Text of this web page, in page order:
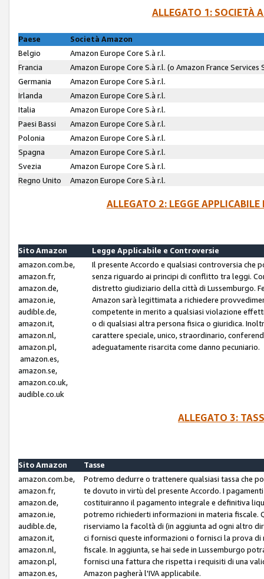
ALLEGATO 1: SOCIETÀ
Paese
Società Amazon
Belgio
Amazon Europe Core S.à r.l.
Francia
Amazon Europe Core S.à r.l. (o Amazon France
Germania
Amazon Europe Core S.à r.l.
Irlanda
Amazon Europe Core S.à r.l.
Italia
Amazon Europe Core S.à r.l.
Paesi Bassi
Amazon Europe Core S.à r.l.
Polonia
Amazon Europe Core S.à r.l.
Spagna
Amazon Europe Core S.à r.l.
Svezia
Amazon Europe Core S.à r.l.
Regno Unito
Amazon Europe Core S.à r.l.
ALLEGATO 2: LEGGE
Sito Amazon
Legge Applicabile e Controversie
amazon.com.be,
amazon.fr,
amazon.de,
amazon.ie,
audible.de,
amazon.it,
amazon.nl,
amazon.pl,
amazon.es,
amazon.se,
amazon.co.uk,
audible.co.uk
Il presente Accordo e qualsiasi controversia che
senza riguardo ai principi di conflitto tra leggi.
distretto giudiziario della città di Lussemburgo.
Amazon sarà legittimata a richiedere
competente in merito a qualsiasi violazione
o di qualsiasi altra persona fisica o giuridica.
carattere speciale, unico, straordinario,
adeguatamente risarcita come danno pecuniario.
ALLEGATO 3:
Sito Amazon
Tasse
amazon.com.be,
amazon.fr,
amazon.de,
amazon.ie,
audible.de,
amazon.it,
amazon.nl,
amazon.pl,
amazon.es,
Potremo dedurre o trattenere qualsiasi tassa che
te dovuto in virtù del presente Accordo. I
costituiranno il pagamento integrale e definitiva
potremo richiederti informazioni in materia fiscale.
riserviamo la facoltà di (in aggiunta ad ogni altro
ci fornisci queste informazioni o fornisci la prova
fiscale. In aggiunta, se hai sede in Lussemburgo
fornisci una fattura che rispetta i requisiti di una
Amazon pagherà l'IVA applicabile.